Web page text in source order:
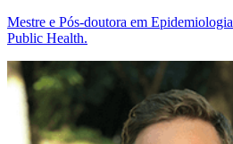
Mestre e Pós-doutora em
Public Health.